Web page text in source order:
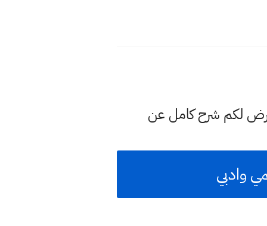
لكم شرح كامل عن
وادبي